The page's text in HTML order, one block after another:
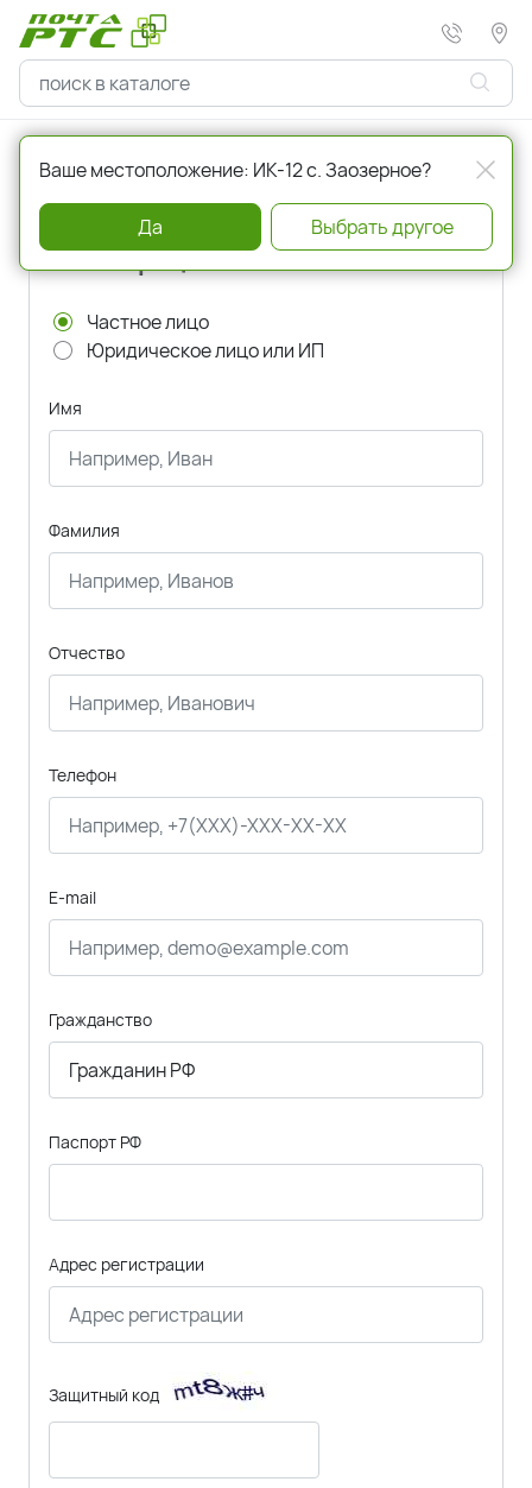
Главная Регистрация
Регистрация
Частное лицо
Юридическое лицо или ИП
Имя
Фамилия
Отчество
Телефон
E-mail
Гражданство
Паспорт РФ
Адрес регистрации
Защитный код
Ваше местоположение: ИК-12 с. Заозерное?
Да Выбрать другое